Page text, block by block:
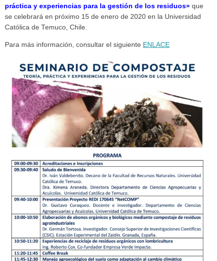
práctica y experiencias para la gestión de los residuos» que
se celebrará en próximo 15 de enero de 2020 en la Universidad
Católica de Temuco, Chile.
Para más información, consultar el siguiente ENLACE